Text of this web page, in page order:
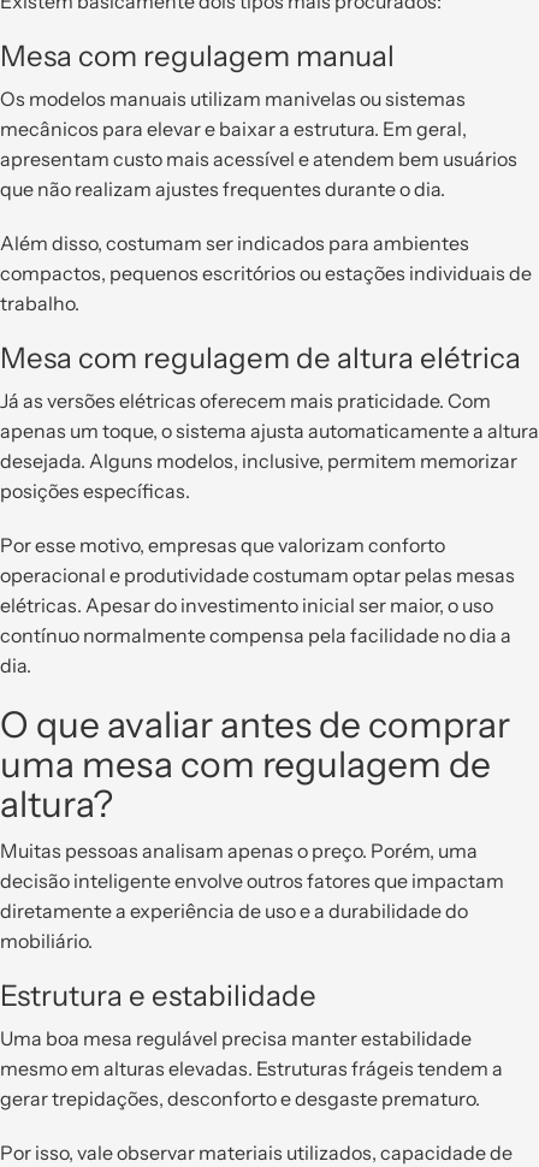
Mesa com regulagem manual
Os modelos manuais utilizam manivelas ou sistemas
mecânicos para elevar e baixar a estrutura. Em geral,
apresentam custo mais acessível e atendem bem usuários
que não realizam ajustes frequentes durante o dia.
Além disso, costumam ser indicados para ambientes
compactos, pequenos escritórios ou estações individuais de
trabalho.
Mesa com regulagem de altura elétrica
Já as versões elétricas oferecem mais praticidade. Com
apenas um toque, o sistema ajusta automaticamente a altura
desejada. Alguns modelos, inclusive, permitem memorizar
posições específicas.
Por esse motivo, empresas que valorizam conforto
operacional e produtividade costumam optar pelas mesas
elétricas. Apesar do investimento inicial ser maior, o uso
contínuo normalmente compensa pela facilidade no dia a
dia.
O que avaliar antes de comprar
uma mesa com regulagem de
altura?
Muitas pessoas analisam apenas o preço. Porém, uma
decisão inteligente envolve outros fatores que impactam
diretamente a experiência de uso e a durabilidade do
mobiliário.
Estrutura e estabilidade
Uma boa mesa regulável precisa manter estabilidade
mesmo em alturas elevadas. Estruturas frágeis tendem a
gerar trepidações, desconforto e desgaste prematuro.
Por isso, vale observar materiais utilizados, capacidade de